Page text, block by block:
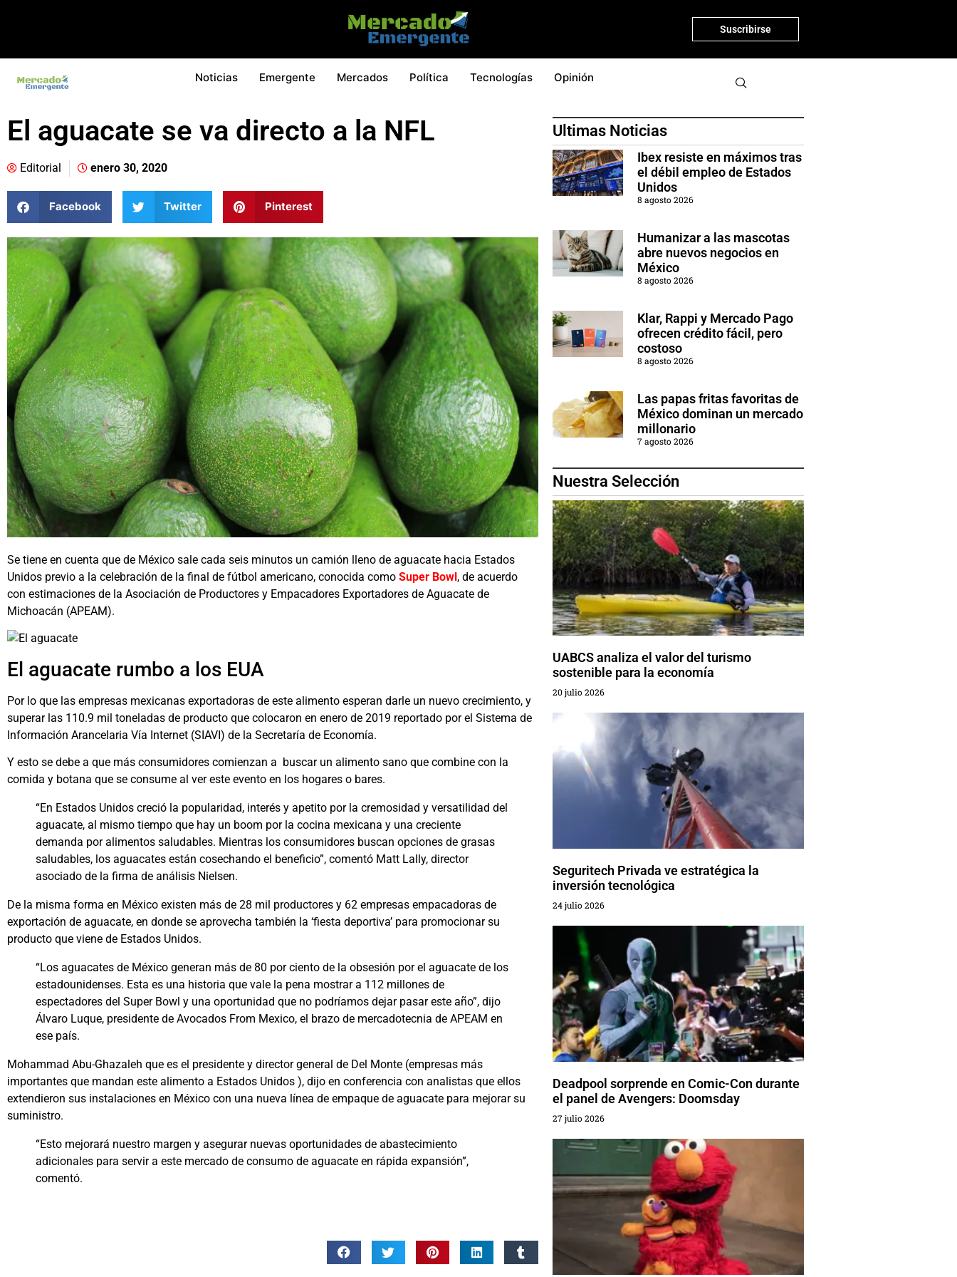
Suscribirse
Noticias Emergente Mercados Política Tecnologías Opinión
El aguacate se va directo a la NFL
Editorial enero 30, 2020
Facebook Twitter Pinterest
Se tiene en cuenta que de México sale cada seis minutos un camión lleno de aguacate hacia Estados
Unidos previo a la celebración de la final de fútbol americano, conocida como Super Bowl, de acuerdo
con estimaciones de la Asociación de Productores y Empacadores Exportadores de Aguacate de
Michoacán (APEAM).
El aguacate rumbo a los EUA
Por lo que las empresas mexicanas exportadoras de este alimento esperan darle un nuevo crecimiento, y
superar las 110.9 mil toneladas de producto que colocaron en enero de 2019 reportado por el Sistema de
Información Arancelaria Vía Internet (SIAVI) de la Secretaría de Economía.
Y esto se debe a que más consumidores comienzan a buscar un alimento sano que combine con la
comida y botana que se consume al ver este evento en los hogares o bares.
“En Estados Unidos creció la popularidad, interés y apetito por la cremosidad y versatilidad del
aguacate, al mismo tiempo que hay un boom por la cocina mexicana y una creciente
demanda por alimentos saludables. Mientras los consumidores buscan opciones de grasas
saludables, los aguacates están cosechando el beneficio”, comentó Matt Lally, director
asociado de la firma de análisis Nielsen.
De la misma forma en México existen más de 28 mil productores y 62 empresas empacadoras de
exportación de aguacate, en donde se aprovecha también la ‘fiesta deportiva’ para promocionar su
producto que viene de Estados Unidos.
“Los aguacates de México generan más de 80 por ciento de la obsesión por el aguacate de los
estadounidenses. Esta es una historia que vale la pena mostrar a 112 millones de
espectadores del Super Bowl y una oportunidad que no podríamos dejar pasar este año”, dijo
Álvaro Luque, presidente de Avocados From Mexico, el brazo de mercadotecnia de APEAM en
ese país.
Mohammad Abu-Ghazaleh que es el presidente y director general de Del Monte (empresas más
importantes que mandan este alimento a Estados Unidos ), dijo en conferencia con analistas que ellos
extendieron sus instalaciones en México con una nueva línea de empaque de aguacate para mejorar su
suministro.
“Esto mejorará nuestro margen y asegurar nuevas oportunidades de abastecimiento
adicionales para servir a este mercado de consumo de aguacate en rápida expansión”,
comentó.
Ultimas Noticias
Ibex resiste en máximos tras
el débil empleo de Estados
Unidos
8 agosto 2026
Humanizar a las mascotas
abre nuevos negocios en
México
8 agosto 2026
Klar, Rappi y Mercado Pago
ofrecen crédito fácil, pero
costoso
8 agosto 2026
Las papas fritas favoritas de
México dominan un mercado
millonario
7 agosto 2026
Nuestra Selección
UABCS analiza el valor del turismo
sostenible para la economía
20 julio 2026
Seguritech Privada ve estratégica la
inversión tecnológica
24 julio 2026
Deadpool sorprende en Comic-Con durante
el panel de Avengers: Doomsday
27 julio 2026